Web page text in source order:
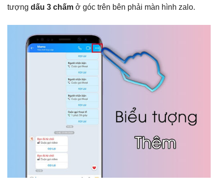
tượng dấu 3 chấm ở góc trên bên phải màn hình zalo.